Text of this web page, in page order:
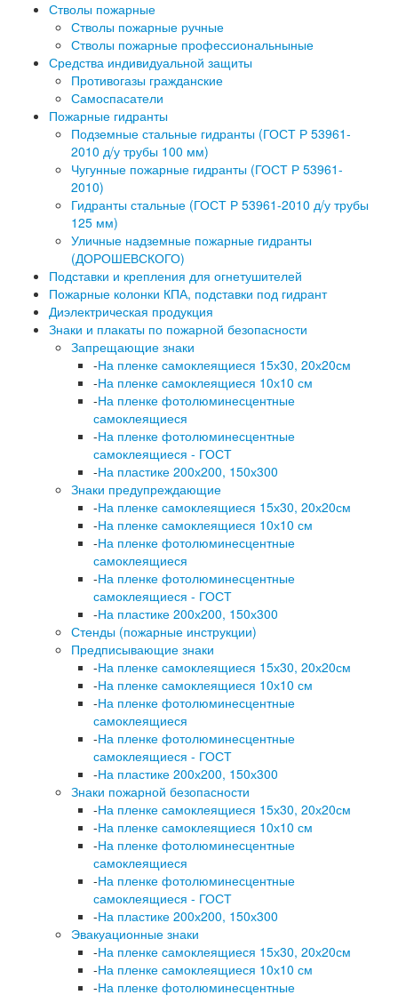
Стволы пожарные
Стволы пожарные ручные
Стволы пожарные профессиональныные
Средства индивидуальной защиты
Противогазы гражданские
Самоспасатели
Пожарные гидранты
Подземные стальные гидранты (ГОСТ Р 53961-
2010 д/у трубы 100 мм)
Чугунные пожарные гидранты (ГОСТ Р 53961-
2010)
Гидранты стальные (ГОСТ Р 53961-2010 д/у трубы
125 мм)
Уличные надземные пожарные гидранты
(ДОРОШЕВСКОГО)
Подставки и крепления для огнетушителей
Пожарные колонки КПА, подставки под гидрант
Диэлектрическая продукция
Знаки и плакаты по пожарной безопасности
Запрещающие знаки
-На пленке самоклеящиеся 15х30, 20х20см
-На пленке самоклеящиеся 10х10 см
-На пленке фотолюминесцентные
самоклеящиеся
-На пленке фотолюминесцентные
самоклеящиеся - ГОСТ
-На пластике 200х200, 150х300
Знаки предупреждающие
-На пленке самоклеящиеся 15х30, 20х20см
-На пленке самоклеящиеся 10х10 см
-На пленке фотолюминесцентные
самоклеящиеся
-На пленке фотолюминесцентные
самоклеящиеся - ГОСТ
-На пластике 200х200, 150х300
Стенды (пожарные инструкции)
Предписывающие знаки
-На пленке самоклеящиеся 15х30, 20х20см
-На пленке самоклеящиеся 10х10 см
-На пленке фотолюминесцентные
самоклеящиеся
-На пленке фотолюминесцентные
самоклеящиеся - ГОСТ
-На пластике 200х200, 150х300
Знаки пожарной безопасности
-На пленке самоклеящиеся 15х30, 20х20см
-На пленке самоклеящиеся 10х10 см
-На пленке фотолюминесцентные
самоклеящиеся
-На пленке фотолюминесцентные
самоклеящиеся - ГОСТ
-На пластике 200х200, 150х300
Эвакуационные знаки
-На пленке самоклеящиеся 15х30, 20х20см
-На пленке самоклеящиеся 10х10 см
-На пленке фотолюминесцентные